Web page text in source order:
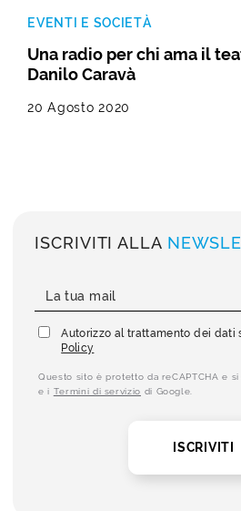
EVENTI E SOCIETÀ
Una radio per chi ama il
Danilo Caravà
20 Agosto 2020
ISCRIVITI ALLA
Autorizzo al trattamento dei dati
Policy
Questo sito è protetto da reCAPTCHA e
e i Termini di servizio di Google.
ISCRIVITI